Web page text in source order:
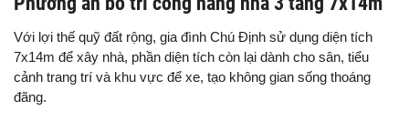
Với lợi thế quỹ đất rộng, gia đình Chú Định sử dụng diện tích
7x14m để xây nhà, phần diện tích còn lại dành cho sân, tiểu
cảnh trang trí và khu vực để xe, tạo không gian sống thoáng
đãng.